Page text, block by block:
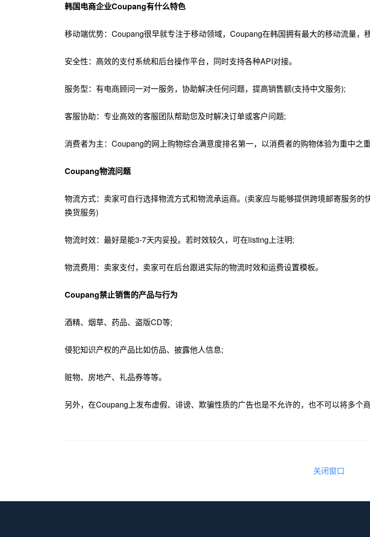
韩国电商企业Coupang有什么特色
移动端优势：Coupang很早就专注于移动领域，Coupang在韩国拥有最大的移动流量，
安全性：高效的支付系统和后台操作平台，同时支持各种API对接。
服务型：有电商顾问一对一服务，协助解决任何问题，提高销售额(支持中文服务);
客服协助：专业高效的客服团队帮助您及时解决订单或客户问题;
消费者为主：Coupang的网上购物综合满意度排名第一，以消费者的购物体验为重中之
Coupang物流问题
物流方式：卖家可自行选择物流方式和物流承运商。(卖家应与能够提供跨境邮寄服务
换货服务)
物流时效：最好是能3-7天内妥投。若时效较久，可在listing上注明;
物流费用：卖家支付，卖家可在后台跟进实际的物流时效和运费设置模板。
Coupang禁止销售的产品与行为
酒精、烟草、药品、盗版CD等;
侵犯知识产权的产品比如仿品、披露他人信息;
赃物、房地产、礼品券等等。
另外，在Coupang上发布虚假、诽谤、欺骗性质的广告也是不允许的，也不可以将多个
关闭窗口